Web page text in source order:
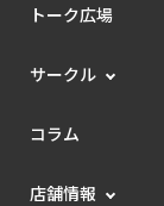
トーク広場
サークル
コラム
店舗情報